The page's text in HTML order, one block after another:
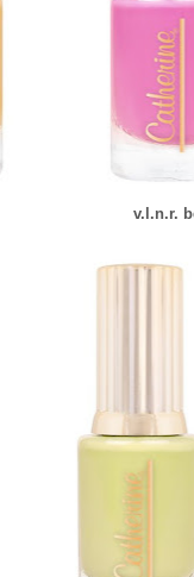
v.l.n.r.